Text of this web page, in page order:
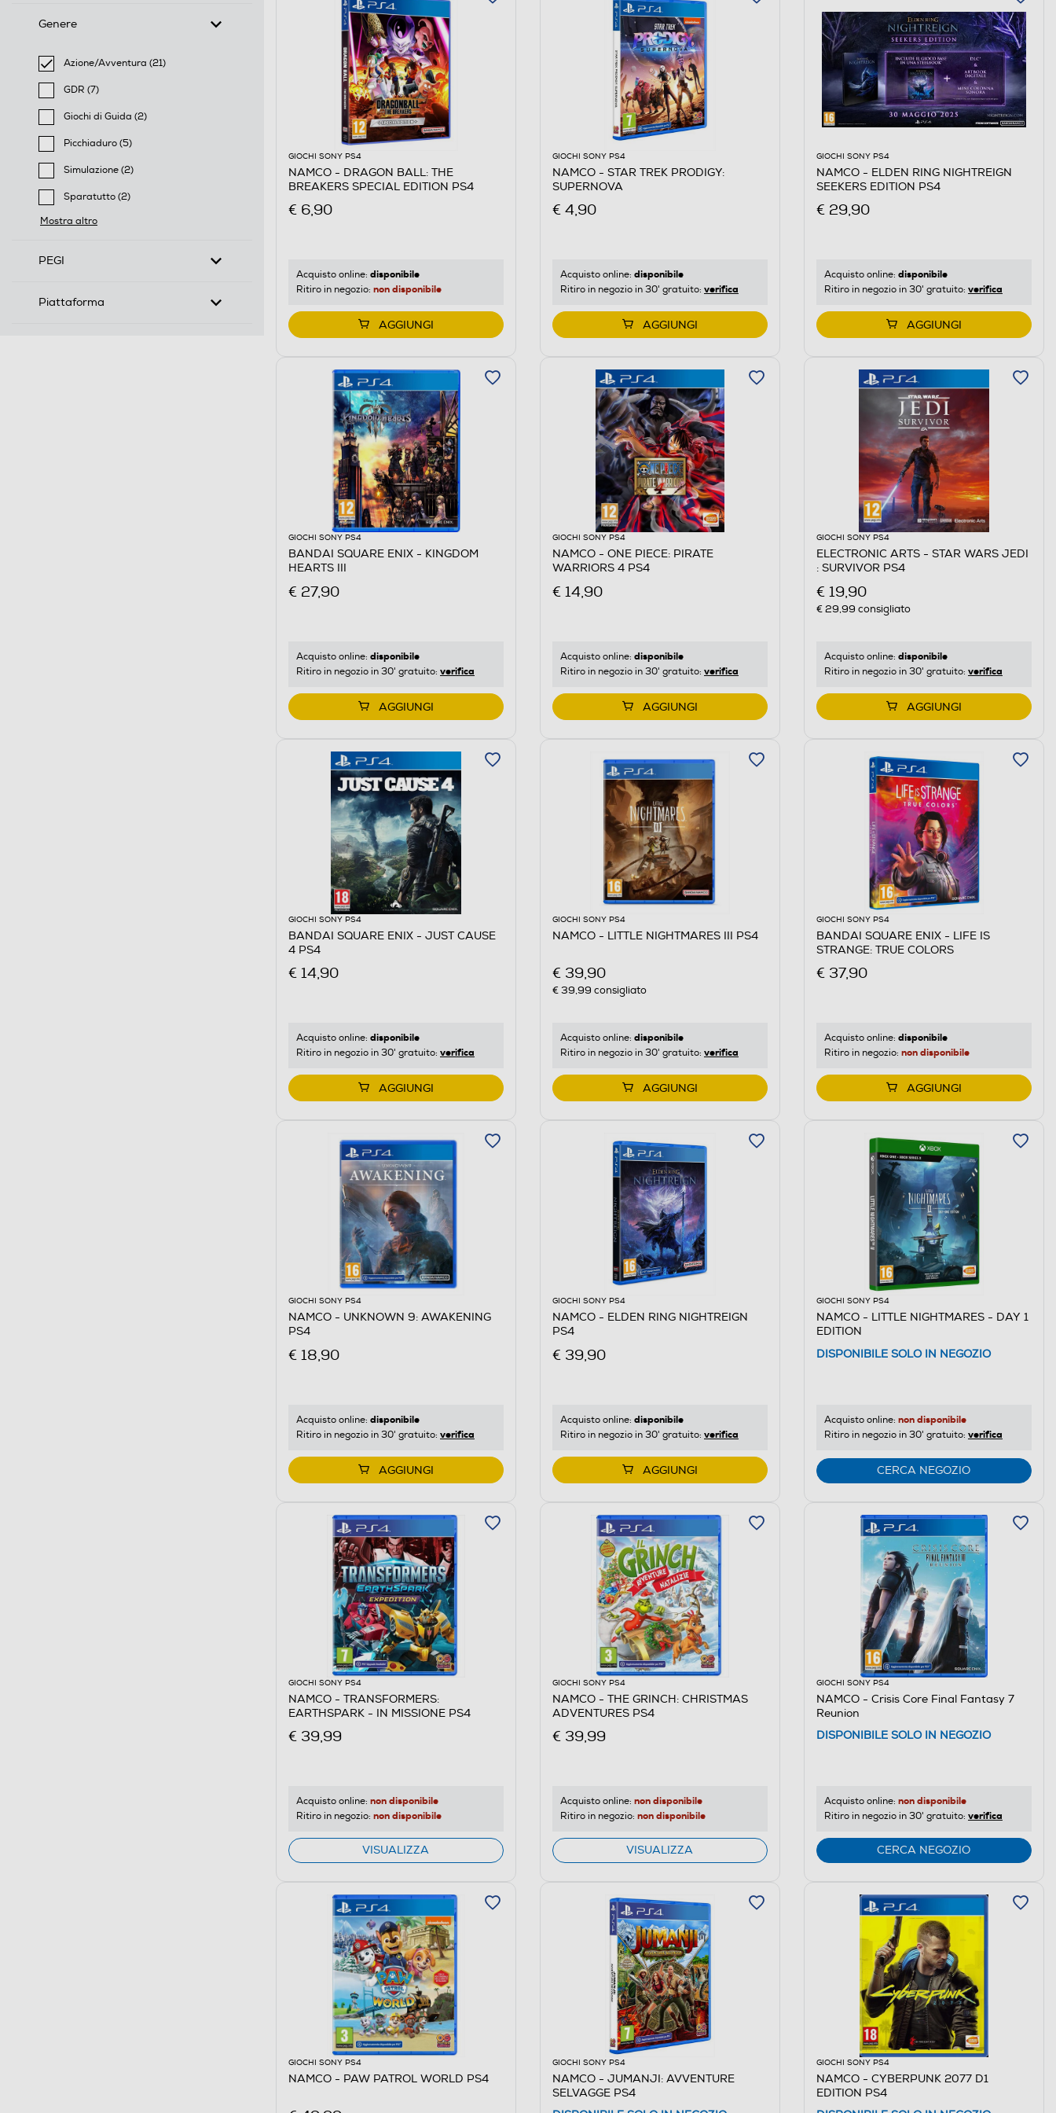
Genere
Azione/Avventura (21)
selected Filtro applicato per Genere: Azione/Avventura
GDR (7)
Filtra per Genere: GDR
Giochi di Guida (2)
Filtra per Genere: Giochi di Guida
Picchiaduro (5)
Filtra per Genere: Picchiaduro
Simulazione (2)
Filtra per Genere: Simulazione
Sparatutto (2)
Filtra per Genere: Sparatutto
Mostra altro
PEGI
Piattaforma
GIOCHI SONY PS4
NAMCO - DRAGON BALL: THE
BREAKERS SPECIAL EDITION PS4
€ 6,90
Acquisto online: disponibile
Ritiro in negozio: non disponibile
AGGIUNGI
GIOCHI SONY PS4
NAMCO - STAR TREK PRODIGY:
SUPERNOVA
€ 4,90
Acquisto online: disponibile
Ritiro in negozio in 30' gratuito: verifica
AGGIUNGI
GIOCHI SONY PS4
NAMCO - ELDEN RING NIGHTREIGN
SEEKERS EDITION PS4
€ 29,90
Acquisto online: disponibile
Ritiro in negozio in 30' gratuito: verifica
AGGIUNGI
GIOCHI SONY PS4
BANDAI SQUARE ENIX - KINGDOM
HEARTS III
€ 27,90
Acquisto online: disponibile
Ritiro in negozio in 30' gratuito: verifica
AGGIUNGI
GIOCHI SONY PS4
NAMCO - ONE PIECE: PIRATE
WARRIORS 4 PS4
€ 14,90
Acquisto online: disponibile
Ritiro in negozio in 30' gratuito: verifica
AGGIUNGI
GIOCHI SONY PS4
ELECTRONIC ARTS - STAR WARS JEDI
: SURVIVOR PS4
€ 19,90
€ 29,99 consigliato
Acquisto online: disponibile
Ritiro in negozio in 30' gratuito: verifica
AGGIUNGI
GIOCHI SONY PS4
BANDAI SQUARE ENIX - JUST CAUSE
4 PS4
€ 14,90
Acquisto online: disponibile
Ritiro in negozio in 30' gratuito: verifica
AGGIUNGI
GIOCHI SONY PS4
NAMCO - LITTLE NIGHTMARES III PS4
€ 39,90
€ 39,99 consigliato
Acquisto online: disponibile
Ritiro in negozio in 30' gratuito: verifica
AGGIUNGI
GIOCHI SONY PS4
BANDAI SQUARE ENIX - LIFE IS
STRANGE: TRUE COLORS
€ 37,90
Acquisto online: disponibile
Ritiro in negozio: non disponibile
AGGIUNGI
GIOCHI SONY PS4
NAMCO - UNKNOWN 9: AWAKENING
PS4
€ 18,90
Acquisto online: disponibile
Ritiro in negozio in 30' gratuito: verifica
AGGIUNGI
GIOCHI SONY PS4
NAMCO - ELDEN RING NIGHTREIGN
PS4
€ 39,90
Acquisto online: disponibile
Ritiro in negozio in 30' gratuito: verifica
AGGIUNGI
GIOCHI SONY PS4
NAMCO - LITTLE NIGHTMARES - DAY 1
EDITION
DISPONIBILE SOLO IN NEGOZIO
Acquisto online: non disponibile
Ritiro in negozio in 30' gratuito: verifica
CERCA NEGOZIO
GIOCHI SONY PS4
NAMCO - TRANSFORMERS:
EARTHSPARK - IN MISSIONE PS4
€ 39,99
Acquisto online: non disponibile
Ritiro in negozio: non disponibile
VISUALIZZA
GIOCHI SONY PS4
NAMCO - THE GRINCH: CHRISTMAS
ADVENTURES PS4
€ 39,99
Acquisto online: non disponibile
Ritiro in negozio: non disponibile
VISUALIZZA
GIOCHI SONY PS4
NAMCO - Crisis Core Final Fantasy 7
Reunion
DISPONIBILE SOLO IN NEGOZIO
Acquisto online: non disponibile
Ritiro in negozio in 30' gratuito: verifica
CERCA NEGOZIO
GIOCHI SONY PS4
NAMCO - PAW PATROL WORLD PS4
GIOCHI SONY PS4
NAMCO - JUMANJI: AVVENTURE
SELVAGGE PS4
GIOCHI SONY PS4
NAMCO - CYBERPUNK 2077 D1
EDITION PS4